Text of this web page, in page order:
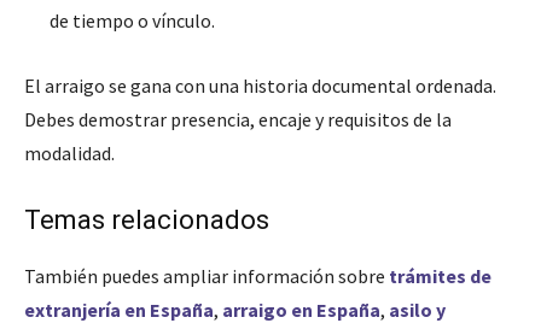
de tiempo o vínculo.
El arraigo se gana con una historia documental ordenada.
Debes demostrar presencia, encaje y requisitos de la
modalidad.
Temas relacionados
También puedes ampliar información sobre trámites de
extranjería en España, arraigo en España, asilo y